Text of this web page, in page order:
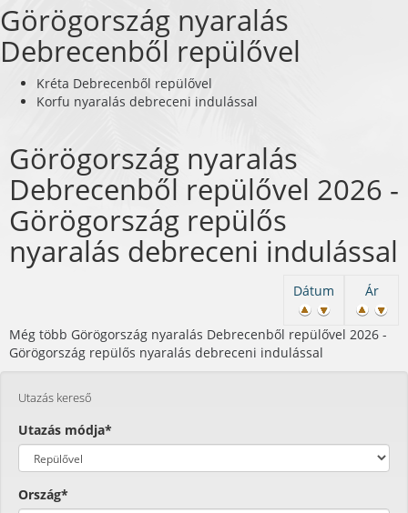
Görögország nyaralás
Debrecenből repülővel
Kréta Debrecenből repülővel
Korfu nyaralás debreceni indulással
Görögország nyaralás
Debrecenből repülővel 2026 -
Görögország repülős
nyaralás debreceni indulással
Ár
Dátum
Még több Görögország nyaralás Debrecenből repülővel 2026 -
Görögország repülős nyaralás debreceni indulással
Utazás kereső
Utazás módja*
Ország*